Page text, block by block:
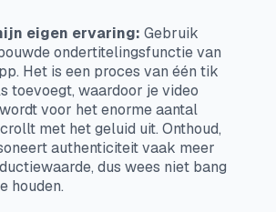
eigen ervaring: Gebruik
ondertitelingsfunctie van
Het is een proces van één tik
toevoegt, waardoor je video
voor het enorme aantal
met het geluid uit. Onthoud,
authenticiteit vaak meer
dus wees niet bang
houden.